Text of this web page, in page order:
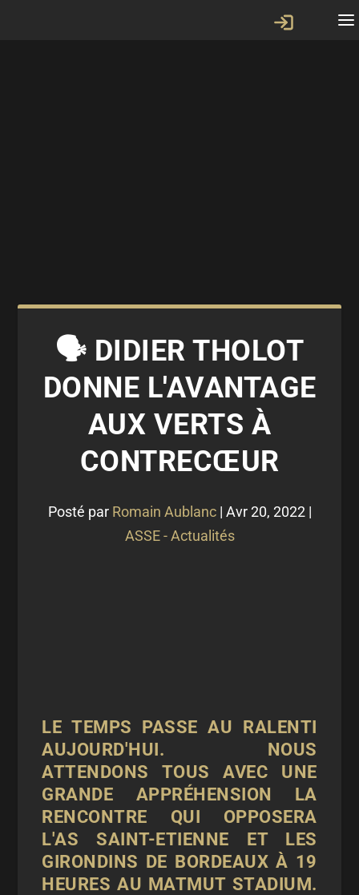
🗣 DIDIER THOLOT
DONNE L'AVANTAGE
AUX VERTS À
CONTRECŒUR
Posté par Romain Aublanc| Avr 20, 2022|
ASSE - Actualités
LE TEMPS PASSE AU RALENTI
AUJOURD'HUI. NOUS
ATTENDONS TOUS AVEC UNE
GRANDE APPRÉHENSION LA
RENCONTRE QUI OPPOSERA
L'AS SAINT-ETIENNE ET LES
GIRONDINS DE BORDEAUX À 19
HEURES AU MATMUT STADIUM.